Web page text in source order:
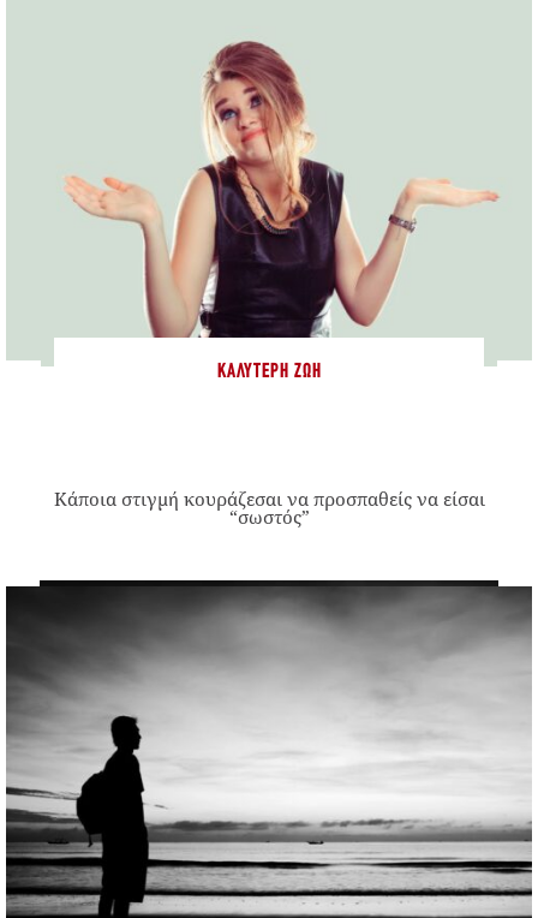
ΚΑΛΎΤΕΡΗ ΖΩΉ
Κάποια στιγμή κουράζεσαι να προσπαθείς να είσαι
“σωστός”